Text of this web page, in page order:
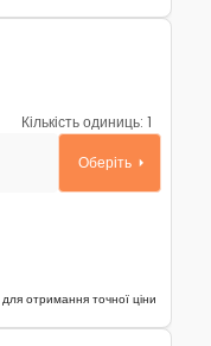
Кількість одиниць: 1
Оберіть
для отримання точної ціни